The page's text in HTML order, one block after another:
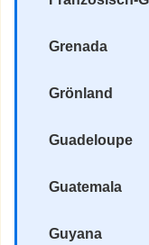
Grenada
Grönland
Guadeloupe
Guatemala
Guyana